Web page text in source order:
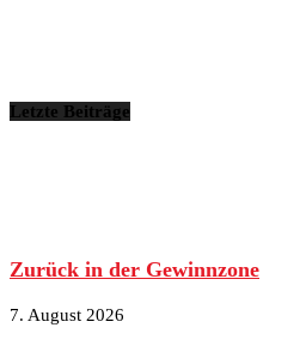
Letzte Beiträge
Zurück in der Gewinnzone
7. August 2026